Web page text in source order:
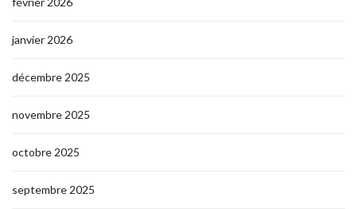
janvier 2026
décembre 2025
novembre 2025
octobre 2025
septembre 2025